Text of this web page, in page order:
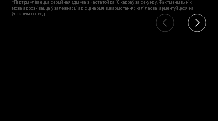
*Падтрымліваецца серыйная здымка з частатой да 10 кадраў за секунду. Фактычны вынік
можа адрознiвацца ў залежнасці ад сцэнарыя выкарыстання; калі ласка, арыентуйцеся на
ўласным досвед.